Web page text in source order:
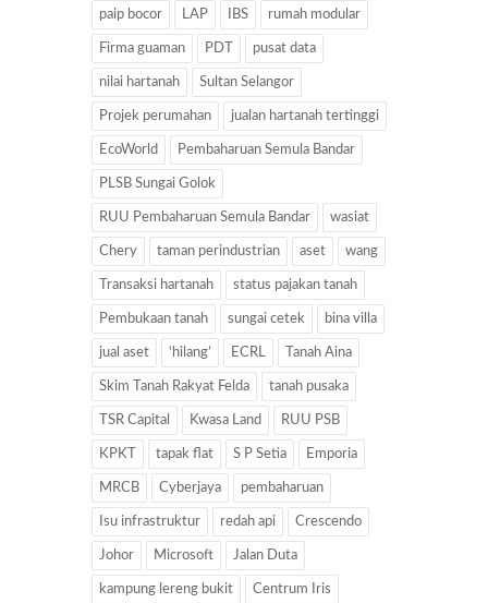
paip bocor LAP IBS rumah modular
Firma guaman PDT pusat data
nilai hartanah Sultan Selangor
Projek perumahan jualan hartanah tertinggi
EcoWorld Pembaharuan Semula Bandar
PLSB Sungai Golok
RUU Pembaharuan Semula Bandar wasiat
Chery taman perindustrian aset wang
Transaksi hartanah status pajakan tanah
Pembukaan tanah sungai cetek bina villa
jual aset ‘hilang’ ECRL Tanah Aina
Skim Tanah Rakyat Felda tanah pusaka
TSR Capital Kwasa Land RUU PSB
KPKT tapak flat S P Setia Emporia
MRCB Cyberjaya pembaharuan
Isu infrastruktur redah api Crescendo
Johor Microsoft Jalan Duta
kampung lereng bukit Centrum Iris